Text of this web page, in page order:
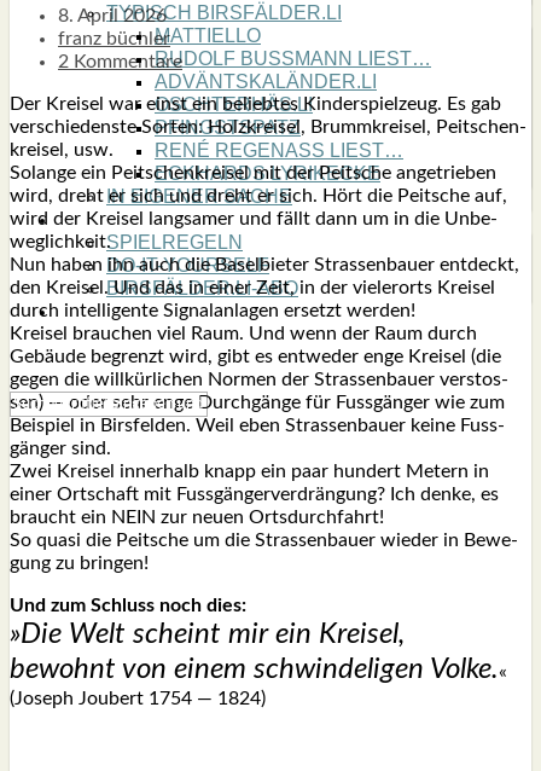
TYPISCH BIRSFÄLDER.LI
MATTIELLO
RUDOLF BUSS­MANN LIEST…
ADVÄNTSKALÄNDER.LI
OSCHTERHÄS.LI
PFINGST­SPATZ
RENÉ REGEN­ASS LIEST…
ECK­HARDS LYRIK­ECKE
IN EIGE­NER SACHE
SO GOOT’S
SPIEL­RE­GELN
DO-IT-YOUR­S­ELF
BIRSFÄLDER.LI-ABO
SHOUT­BOX
8. April 2026
franz büchler
2 Kommentare
Der Krei­sel war einst ein belieb­tes Kin­der­spiel­zeug. Es gab
ver­schie­dens­te Sor­ten: Holz­krei­sel, Brumm­krei­sel, Peit­schen­
krei­sel, usw.
Solan­ge ein Peit­schen­krei­sel mit der Peit­sche ange­trie­ben
wird, dreht er sich und dreht er sich. Hört die Peit­sche auf,
wird der Krei­sel lang­sa­mer und fällt dann um in die Unbe­
weg­lich­keit.
Nun haben ihn auch die Basel­bie­ter Stras­sen­bau­er ent­deckt,
den Krei­sel. Und das in einer Zeit, in der vie­ler­orts Krei­sel
durch intel­li­gen­te Signal­an­la­gen ersetzt wer­den!
Krei­sel brau­chen viel Raum. Und wenn der Raum durch
Gebäu­de begrenzt wird, gibt es ent­we­der enge Krei­sel (die
gegen die will­kür­li­chen Nor­men der Stras­sen­bau­er ver­stos­
sen) — oder sehr enge Durch­gän­ge für Fuss­gän­ger wie zum
Bei­spiel in Birs­fel­den. Weil eben Stras­sen­bau­er kei­ne Fuss­
gän­ger sind.
Zwei Krei­sel inner­halb knapp ein paar hun­dert Metern in
einer Ort­schaft mit Fuss­gän­ger­ver­drän­gung? Ich den­ke, es
braucht ein NEIN zur neu­en Orts­durch­fahrt!
So qua­si die Peit­sche um die Stras­sen­bau­er wie­der in Bewe­
gung zu brin­gen!
Und zum Schluss noch dies:
»Die Welt scheint mir ein Krei­sel,
bewohnt von einem schwin­de­li­gen Vol­ke.«
(Joseph Jou­bert 1754 — 1824)